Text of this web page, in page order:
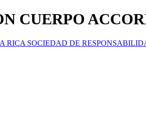
CUERPO
RICA SOCIEDAD DE